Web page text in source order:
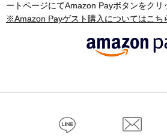
ートページにてAmazon Payボタンをクリ
※Amazon Payゲスト購入についてはこち